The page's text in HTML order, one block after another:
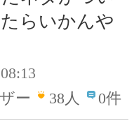
らいかんや
ー
38人 0件